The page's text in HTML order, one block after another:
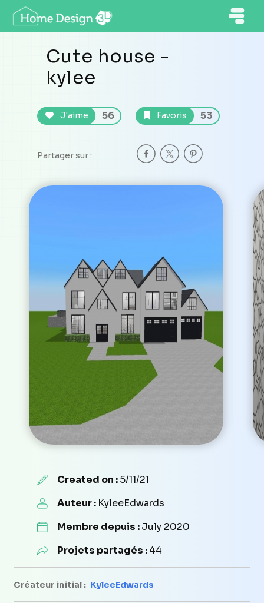
Cute house -
kylee
J'aime 56 Favoris 53
Partager sur :
Created on :5/11/21
Auteur : KyleeEdwards
Membre depuis :July 2020
Projets partagés :44
Créateur initial : KyleeEdwards